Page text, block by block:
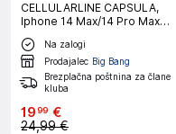
CELLULARLINE CAPSULA,
Iphone 14 Max/14 Pro Max
zaščitno steklo
Na zalogi
Prodajalec Big Bang
Brezplačna poštnina za člane
kluba
1999 €
24,99 €